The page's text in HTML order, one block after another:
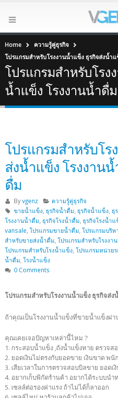
Home
ความรู้คู่ธุรกิจ
โปรแกรมสำหรับโรงงานน้ำแข็ง ธุรกิจส่งน้ำ
โปรแกรมสำหรับโรง
น้ำแข็ง โรงงานน้ำดื่
โปรแกรมสำหรับโร
ส่งน้ำแข็ง โรงงาน
ดื่ม
Byvgenz
ความรู้คู่ธุรกิจ
ขายน้ำแข็ง ธุรกิจน้ำดื่ม ธุรกิจน้ำแข็ง ธุ
โรงงานน้ำดื่ม ธุรกิจโรงน้ำดื่ม ธุรกิจโรงน้ำแ
vansale โปรแกรมขายน้ำดื่ม โปรแกรมบริห
สำหรับขายส่งน้ำดื่ม โปรแกรมสำหรับโรงงา
โปรแกรมสำหรับโรงน้ำแข็ง โปรแกรมหน่วย
น้ำดื่ม โรงน้ำแข็ง
0 Comments
โปรแกรมสำหรับโรงงานน้ำแข็ง ธุรกิจส่
ถ้าคุณเป็นโรงงานน้ำแข็งที่ขายน้ำแข็งผ่
คุณเคยเจอปัญหาเหล่านี้ไหม ?
1. กระสอบน้ำแข็ง ,ถังน้ำแข็งหาย ตรวจส
2. ยอดเงินไม่ตรงกับยอดขาย เงินขาด พ
3. เสียเวลาในการตรวจสอบบิลขาย ยอดเ
4. อยากเก็บพิกัดร้านค้า อยากได้ระบบนำ
5. เซลล์ต่อรองค่าแรง ถ้าไม่ได้ก็ลาออก